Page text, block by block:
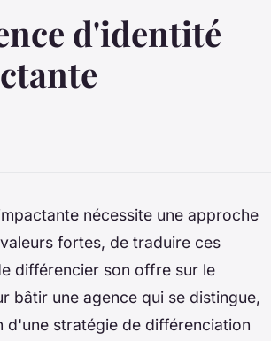
d'identité
nécessite une approche
fortes, de traduire ces
différencier son offre sur le
bâtir une agence qui se distingue,
stratégie de différenciation